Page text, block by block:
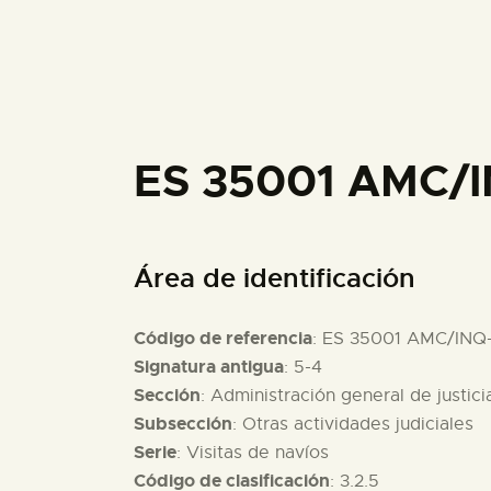
ES 35001 AMC/
Área de identificación
Código de referencia: ES 35001 AMC/
Signatura antigua: 5-4
Sección: Administración general de
Subsección: Otras actividades judiciales
Serie: Visitas de navíos
Código de clasificación: 3.2.5